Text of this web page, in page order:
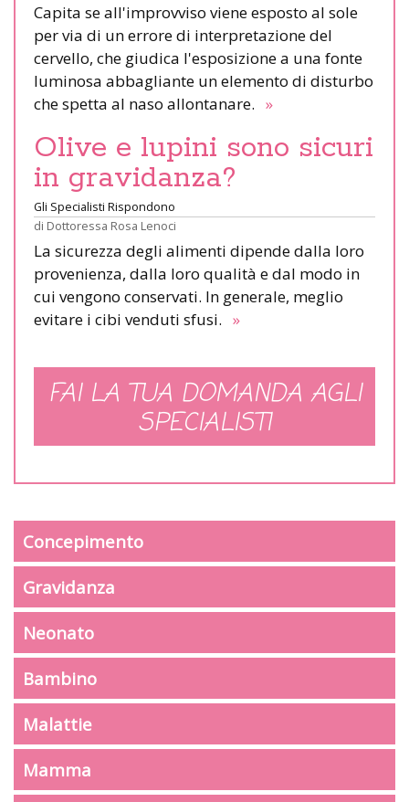
Capita se all'improvviso viene esposto al sole
per via di un errore di interpretazione del
cervello, che giudica l'esposizione a una fonte
luminosa abbagliante un elemento di disturbo
che spetta al naso allontanare. »
Olive e lupini sono sicuri
in gravidanza?
Gli Specialisti Rispondono
di Dottoressa Rosa Lenoci
La sicurezza degli alimenti dipende dalla loro
provenienza, dalla loro qualità e dal modo in
cui vengono conservati. In generale, meglio
evitare i cibi venduti sfusi. »
FAI LA TUA DOMANDA AGLI
SPECIALISTI
Concepimento
Gravidanza
Neonato
Bambino
Malattie
Mamma